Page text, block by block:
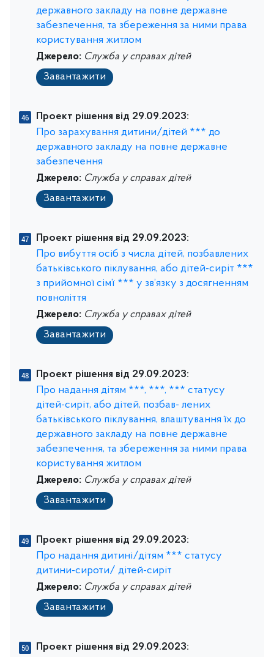
державного закладу на повне державне
забезпечення, та збереження за ними права
користування житлом
Джерело: Служба у справах дітей
Завантажити
Проект рішення від 29.09.2023:
Про зарахування дитини/дітей *** до
державного закладу на повне державне
забезпечення
Джерело: Служба у справах дітей
Завантажити
Проект рішення від 29.09.2023:
Про вибуття осіб з числа дітей, позбавлених
батьківського піклування, або дітей-сиріт ***
з прийомної сім’ї *** у зв’язку з досягненням
повноліття
Джерело: Служба у справах дітей
Завантажити
Проект рішення від 29.09.2023:
Про надання дітям ***, ***, *** статусу
дітей-сиріт, або дітей, позбав- лених
батьківського піклування, влаштування їх до
державного закладу на повне державне
забезпечення, та збереження за ними права
користування житлом
Джерело: Служба у справах дітей
Завантажити
Проект рішення від 29.09.2023:
Про надання дитині/дітям *** статусу
дитини-сироти/ дітей-сиріт
Джерело: Служба у справах дітей
Завантажити
Проект рішення від 29.09.2023: